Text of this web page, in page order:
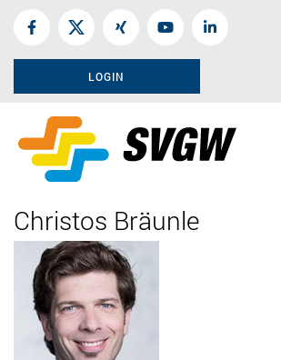
LOGIN
Christos Bräunle